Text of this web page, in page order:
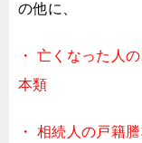
の他に、
・ 亡くなった人
本類
・ 相続人の戸籍